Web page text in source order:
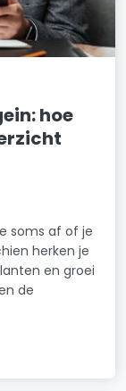
hoe
soms af of je
herken je
en groei
de